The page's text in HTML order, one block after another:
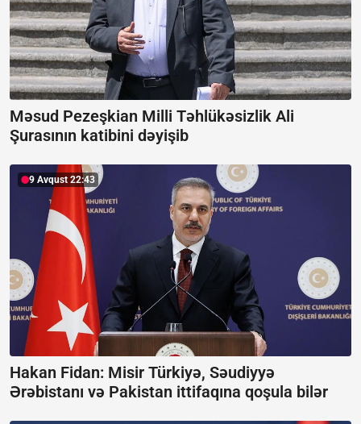
Məsud Pezeşkian Milli Təhlükəsizlik Ali
Şurasının katibini dəyişib
9 Avqust 22:43
Hakan Fidan: Misir Türkiyə, Səudiyyə
Ərəbistanı və Pakistan ittifaqına qoşula bilər